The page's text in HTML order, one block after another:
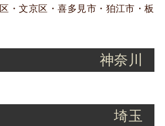
・文京区・喜多見市・狛江市・板
神奈川
埼玉